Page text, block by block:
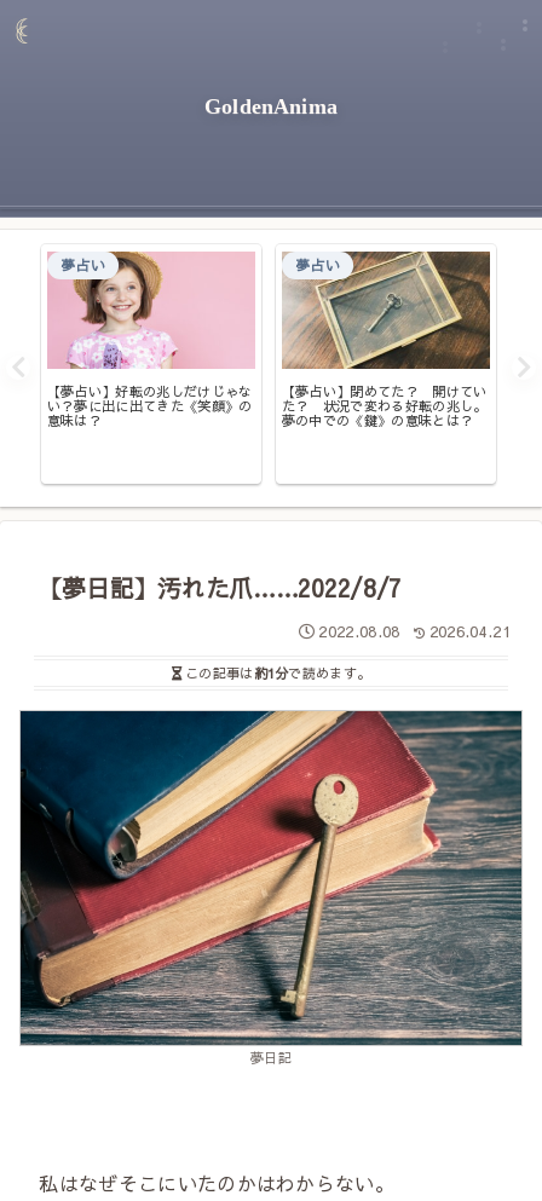
GoldenAnima
夢占い
【夢占い】好転の兆しだけじゃな
い？夢に出に出てきた《笑顔》の
意味は？
夢占い
【夢占い】閉めてた？ 開けてい
た？ 状況で変わる好転の兆し。
夢の中での《鍵》の意味とは？
【夢日記】汚れた爪……2022/8/7
2022.08.08 2026.04.21
この記事は約1分で読めます。
夢日記
私はなぜそこにいたのかはわからない。